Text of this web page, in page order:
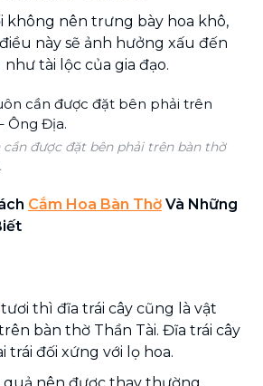
không nên trưng bày hoa khô,
này sẽ ảnh hưởng xấu đến
tài lộc của gia đạo.
được đặt bên phải trên bàn thờ
Cắm Hoa Bàn Thờ Và Những
thì đĩa trái cây cũng là vật
bàn thờ Thần Tài. Đĩa trái cây
trái đối xứng với lọ hoa.
quả nên được thay thường